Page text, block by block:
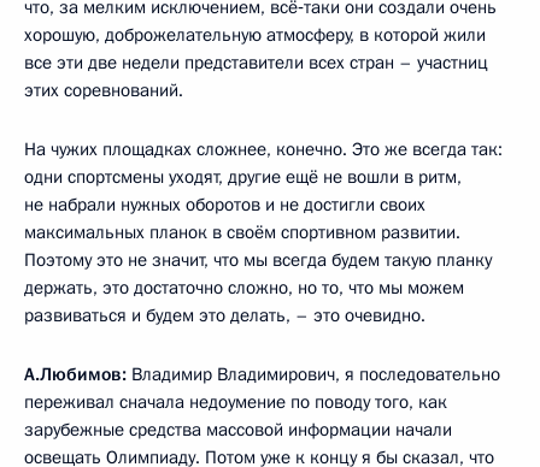
что, за мелким исключением, всё‑таки они создали очень
хорошую, доброжелательную атмосферу, в которой жили
все эти две недели представители всех стран – участниц
этих соревнований.
На чужих площадках сложнее, конечно. Это же всегда так:
одни спортсмены уходят, другие ещё не вошли в ритм,
не набрали нужных оборотов и не достигли своих
максимальных планок в своём спортивном развитии.
Поэтому это не значит, что мы всегда будем такую планку
держать, это достаточно сложно, но то, что мы можем
развиваться и будем это делать, – это очевидно.
А.Любимов: Владимир Владимирович, я последовательно
переживал сначала недоумение по поводу того, как
зарубежные средства массовой информации начали
освещать Олимпиаду. Потом уже к концу я бы сказал, что